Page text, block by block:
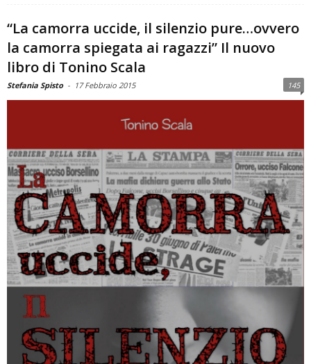
“La camorra uccide, il silenzio pure…ovvero
la camorra spiegata ai ragazzi” Il nuovo
libro di Tonino Scala
Stefania Spisto - 17 Febbraio 2015 145